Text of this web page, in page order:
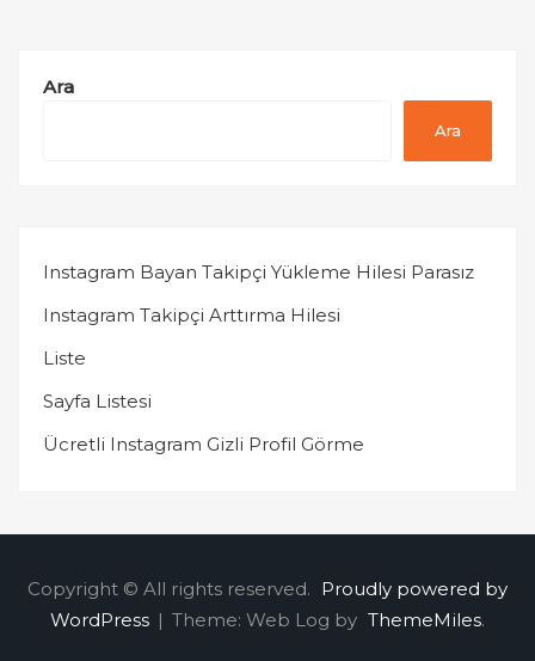
Ara
Ara
Instagram Bayan Takipçi Yükleme Hilesi Parasız
Instagram Takipçi Arttırma Hilesi
Liste
Sayfa Listesi
Ücretli Instagram Gizli Profil Görme
Copyright © All rights reserved. Proudly powered by
WordPress | Theme: Web Log by ThemeMiles.